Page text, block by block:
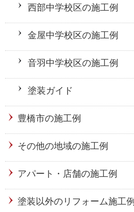
西部中学校区の施工例
金屋中学校区の施工例
音羽中学校区の施工例
塗装ガイド
豊橋市の施工例
その他の地域の施工例
アパート・店舗の施工例
塗装以外のリフォーム施工例